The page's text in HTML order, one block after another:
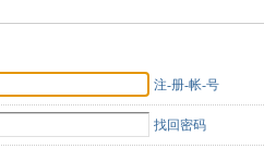
注-册-帐-号
找回密码